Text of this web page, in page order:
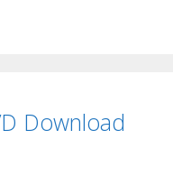
Download